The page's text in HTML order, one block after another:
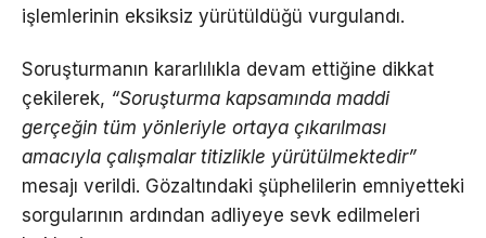
işlemlerinin eksiksiz yürütüldüğü vurgulandı.
Soruşturmanın kararlılıkla devam ettiğine dikkat
çekilerek, “Soruşturma kapsamında maddi
gerçeğin tüm yönleriyle ortaya çıkarılması
amacıyla çalışmalar titizlikle yürütülmektedir”
mesajı verildi. Gözaltındaki şüphelilerin emniyetteki
sorgularının ardından adliyeye sevk edilmeleri